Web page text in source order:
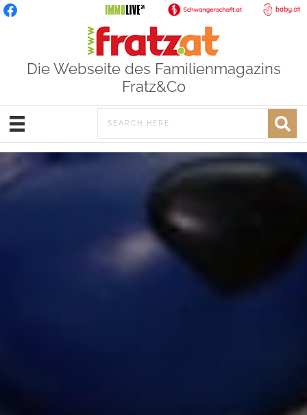
Die Webseite des Familienmagazins
Fratz&Co